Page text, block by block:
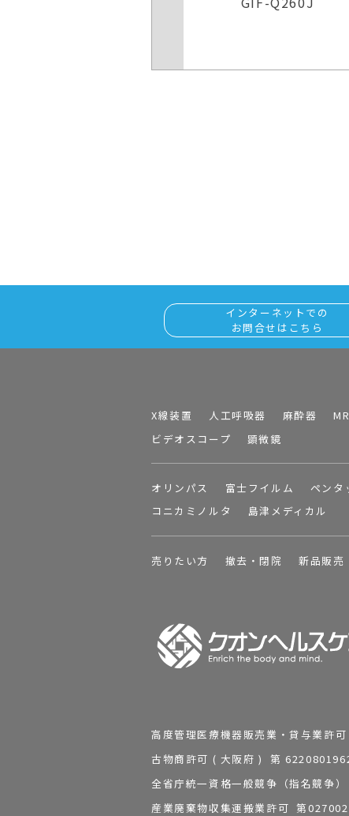
インターネットでの
お問合せはこちら
X線装置 人工呼吸器 麻酔器
ビデオスコープ
顕微鏡
オリンパス 富士フイルム ペンタ
コニカミノルタ
島津メディカル
売りたい方 撤去・閉院 新品販売
高度管理医療機器販売業・貸与業
古物商許可 ( 大阪府 ) 第
全省庁統一資格一般競争（指名競争
産業廃棄物収集運搬業許可 第